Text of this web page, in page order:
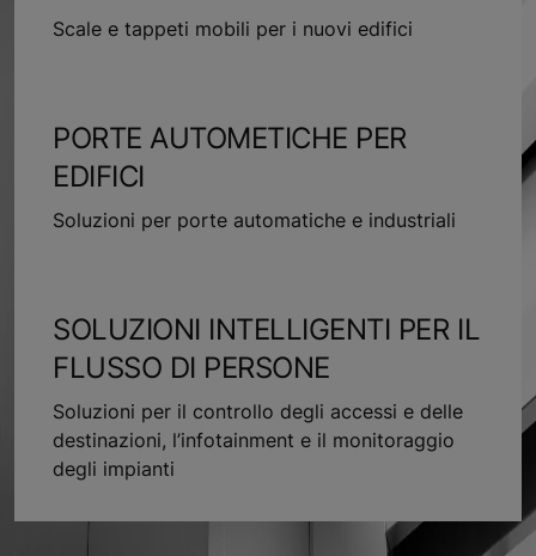
Scale e tappeti mobili per i nuovi edifici
PORTE AUTOMETICHE PER
EDIFICI
Soluzioni per porte automatiche e industriali
SOLUZIONI INTELLIGENTI PER IL
FLUSSO DI PERSONE
Soluzioni per il controllo degli accessi e delle
destinazioni, l’infotainment e il monitoraggio
degli impianti